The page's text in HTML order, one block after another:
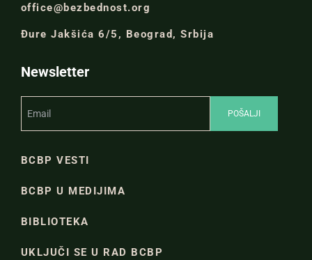
office@bezbednost.org
Đure Jakšića 6/5, Beograd, Srbija
Newsletter
BCBP VESTI
BCBP U MEDIJIMA
BIBLIOTEKA
UKLJUČI SE U RAD BCBP